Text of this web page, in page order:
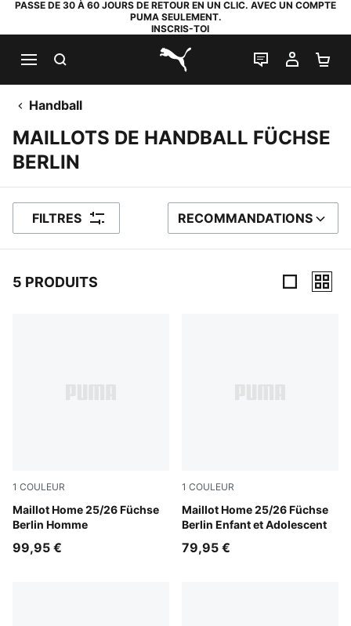
PASSE DE 30 À 60 JOURS DE RETOUR EN UN CLIC. AVEC UN COMPTE
PUMA SEULEMENT.
INSCRIS-TOI
PUMA.com
LIVE CHAT
MON
Handball
MAILLOTS DE HANDBALL FÜCHSE
BERLIN
FILTRES TRIER PAR
RECOMMANDATIONS
5 PRODUITS
1 COULEUR
Maillot Home 25/26 Füchse
Berlin Homme
Power Green-PUMA White
99,95 €
1 COULEUR
Maillot Home 25/26 Füchse
Berlin Enfant et Adolescent
Power Green-PUMA White
79,95 €